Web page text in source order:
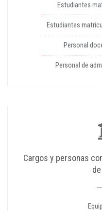
Estudiantes
Estudiantes
Personal
Personal de
Cargos y personas